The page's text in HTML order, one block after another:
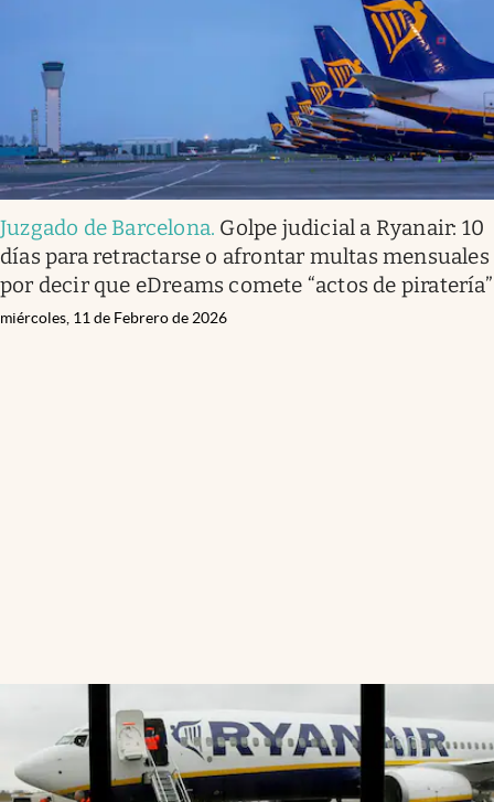
Juzgado de Barcelona. Golpe judicial a Ryanair: 10
días para retractarse o afrontar multas mensuales
por decir que eDreams comete “actos de piratería”
miércoles, 11 de Febrero de 2026